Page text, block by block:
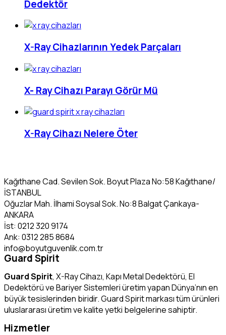
Dedektör
X-Ray Cihazlarının Yedek Parçaları
X- Ray Cihazı Parayı Görür Mü
X-Ray Cihazı Nelere Öter
Kağıthane Cad. Sevilen Sok. Boyut Plaza No:58 Kağıthane/
İSTANBUL
Oğuzlar Mah. İlhami Soysal Sok. No:8 Balgat Çankaya-
ANKARA
İst: 0212 320 9174
Ank: 0312 285 8684
info@boyutguvenlik.com.tr
Guard Spirit
Guard Spirit, X-Ray Cihazı, Kapı Metal Dedektörü, El
Dedektörü ve Bariyer Sistemleri üretim yapan Dünya’nın en
büyük tesislerinden biridir. Guard Spirit markası tüm ürünleri
uluslararası üretim ve kalite yetki belgelerine sahiptir.
Hizmetler